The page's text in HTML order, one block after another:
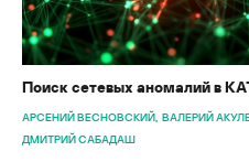
Поиск сетевых аномалий в
АРСЕНИЙ ВЕСНОВСКИЙ ВАЛЕРИЙ
ДМИТРИЙ САБАДАШ